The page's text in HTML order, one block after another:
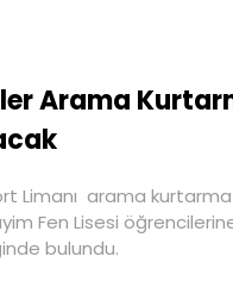
Arama
Limanı arama
Fen Lisesi
bulundu.